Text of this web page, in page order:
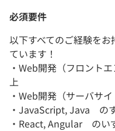
必須要件
以下すべてのご経験を
ています！
・Web開発（フロント
上
・Web開発（サーバサ
・JavaScript, Java の
・React, Angular の